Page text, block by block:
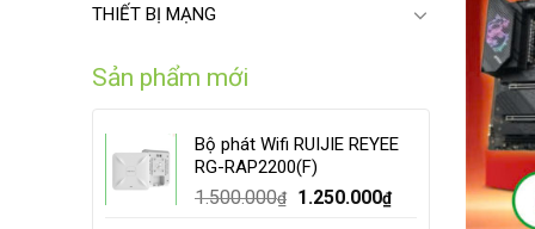
THIẾT BỊ MẠNG
Sản phẩm mới
Bộ phát Wifi RUIJIE REYEE
RG-RAP2200(F)
1.500.000₫
Original
1.250.000₫Current